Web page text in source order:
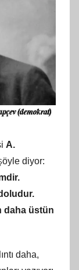
A.
diyor:
daha üstün
daha,